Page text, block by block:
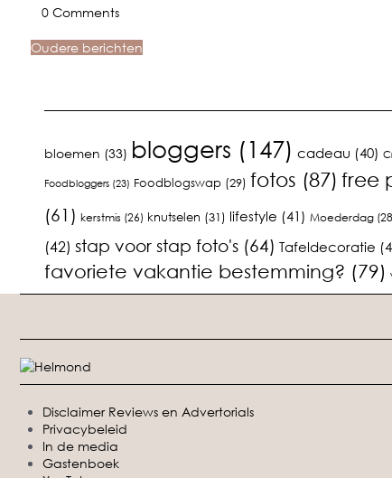
0 Comments
Oudere berichten
bloemen (33) bloggers (147) cadeau (40)
Foodbloggers (23) Foodblogswap (29) fotos (87) free
(61) kerstmis (26) knutselen (31) lifestyle (41) Moederdag
(42) stap voor stap foto's (64) Tafeldecoratie
favoriete vakantie bestemming? (79)
Disclaimer Reviews en Advertorials
Privacybeleid
In de media
Gastenboek